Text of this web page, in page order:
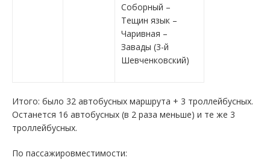
Соборный –
Тещин язык –
Чаривная –
Завады (3-й
Шевченковский)
Итого: было 32 автобусных маршрута + 3 троллейбусных.
Останется 16 автобусных (в 2 раза меньше) и те же 3
троллейбусных.
По пассажировместимости: